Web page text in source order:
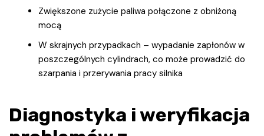
Zwiększone zużycie paliwa połączone z obniżoną
mocą
W skrajnych przypadkach – wypadanie zapłonów w
poszczególnych cylindrach, co może prowadzić do
szarpania i przerywania pracy silnika
Diagnostyka i weryfikacja